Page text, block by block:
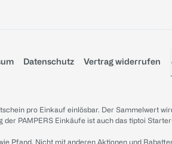
Datenschutz Vertrag widerrufen
pro Einkauf einlösbar. Der Sammelwert
der PAMPERS Einkäufe ist auch das tiptoi
Pfand. Nicht mit anderen Aktionen und